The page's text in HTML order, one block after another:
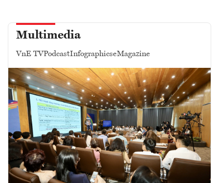
Multimedia
VnE TVPodcastInfographicseMagazine